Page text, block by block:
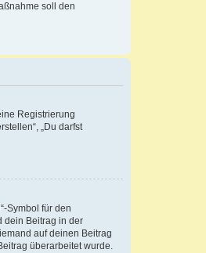
soll den
Registrierung
„Du darfst
Symbol für den
dein Beitrag in der
auf deinen Beitrag
überarbeitet wurde.